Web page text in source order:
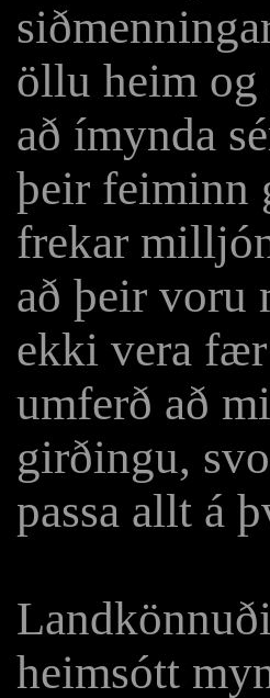
öllu heim
að ímynda
þeir feiminn
frekar
að þeir voru
ekki vera
umferð að
girðingu,
passa allt á
heimsótt